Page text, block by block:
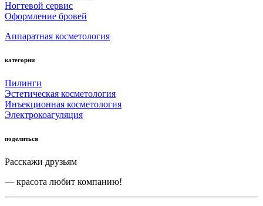
Ногтевой сервис
Оформление бровей
Аппаратная косметология
категории
Пилинги
Эстетическая косметология
Инъекционная косметология
Электрокоагуляция
поделиться
Расскажи друзьям
— красота любит компанию!